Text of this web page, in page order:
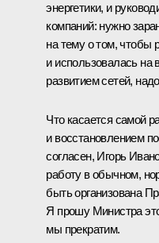
энергетики, и
компаний: нужно
на тему о том, чтобы
и использовалась на
развитием сетей,
Что касается самой
и восстановлением
согласен, Игорь
работу в обычном,
быть организована
Я прошу Министра
мы прекратим.